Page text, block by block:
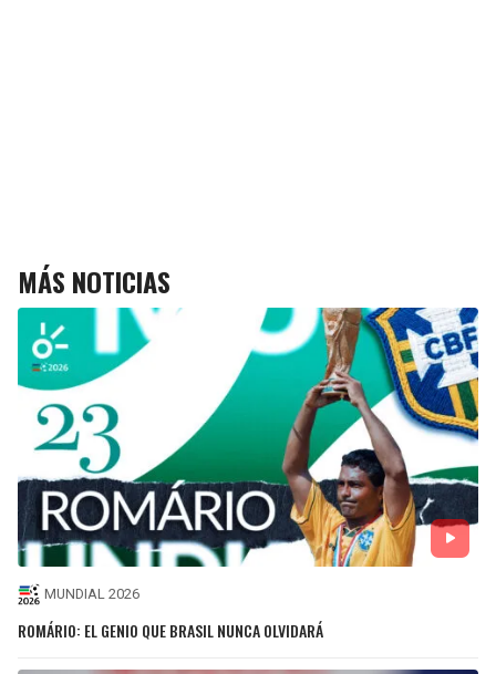
MÁS NOTICIAS
MUNDIAL 2026
ROMÁRIO: EL GENIO QUE BRASIL NUNCA OLVIDARÁ